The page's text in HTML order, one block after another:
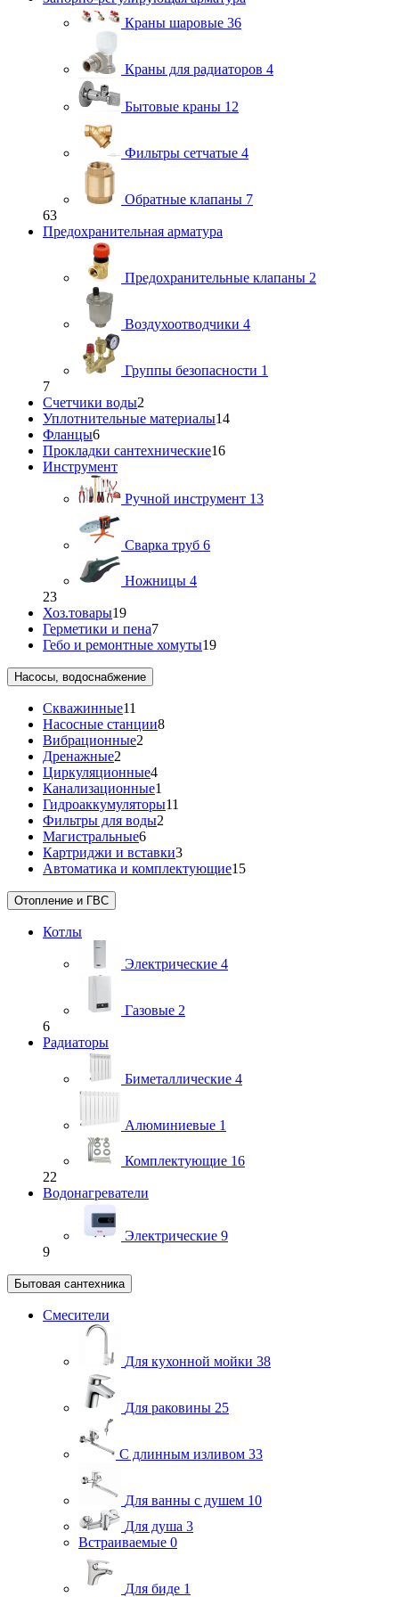
Краны шаровые 36
Краны для радиаторов 4
Бытовые краны 12
Фильтры сетчатые 4
Обратные клапаны 7
63
Предохранительная арматура
Предохранительные клапаны 2
Воздухоотводчики 4
Группы безопасности 1
7
Счетчики воды2
Уплотнительные материалы14
Фланцы6
Прокладки сантехнические16
Инструмент
Ручной инструмент 13
Сварка труб 6
Ножницы 4
23
Хоз.товары19
Герметики и пена7
Гебо и ремонтные хомуты19
Насосы, водоснабжение
Скважинные11
Насосные станции8
Вибрационные2
Дренажные2
Циркуляционные4
Канализационные1
Гидроаккумуляторы11
Фильтры для воды2
Магистральные6
Картриджи и вставки3
Автоматика и комплектующие15
Отопление и ГВС
Котлы
Электрические 4
Газовые 2
6
Радиаторы
Биметаллические 4
Алюминиевые 1
Комплектующие 16
22
Водонагреватели
Электрические 9
9
Бытовая сантехника
Смесители
Для кухонной мойки 38
Для раковины 25
С длинным изливом 33
Для ванны с душем 10
Для душа 3
Встраиваемые 0
Для биде 1